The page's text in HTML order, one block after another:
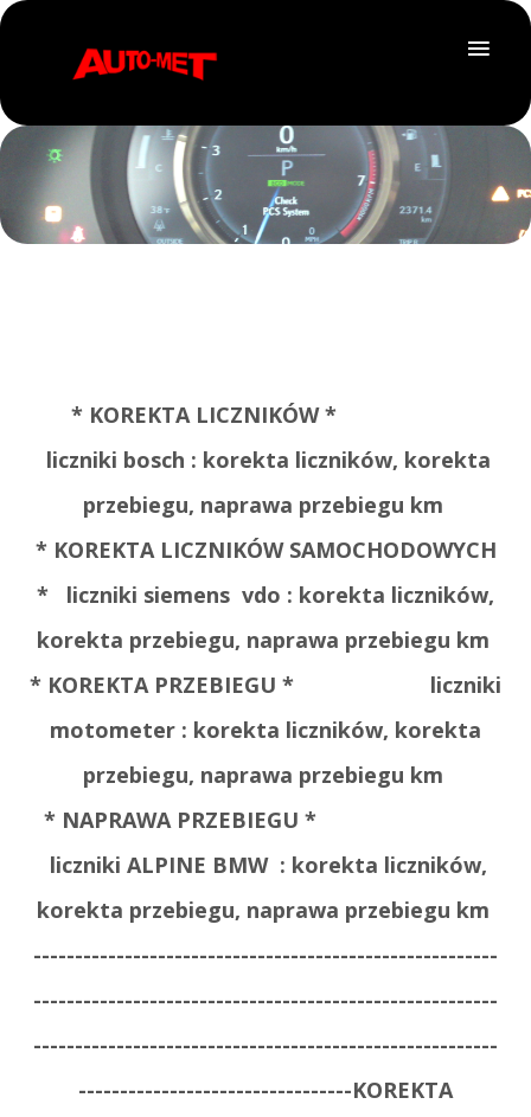
* KOREKTA LICZNIKÓW *
liczniki bosch : korekta liczników, korekta
przebiegu, naprawa przebiegu km
* KOREKTA LICZNIKÓW SAMOCHODOWYCH
* liczniki siemens vdo : korekta liczników,
korekta przebiegu, naprawa przebiegu km
* KOREKTA PRZEBIEGU * liczniki
motometer : korekta liczników, korekta
przebiegu, naprawa przebiegu km
* NAPRAWA PRZEBIEGU *
liczniki ALPINE BMW : korekta liczników,
korekta przebiegu, naprawa przebiegu km
--------------------------------------------------------
--------------------------------------------------------
--------------------------------------------------------
---------------------------------KOREKTA